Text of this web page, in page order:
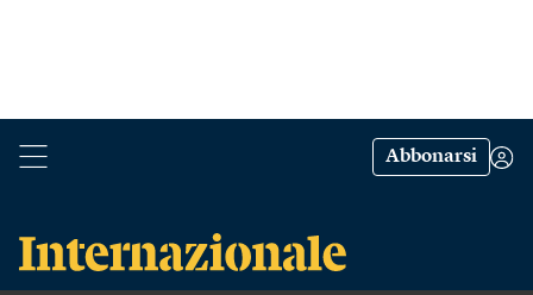
Abbonarsi